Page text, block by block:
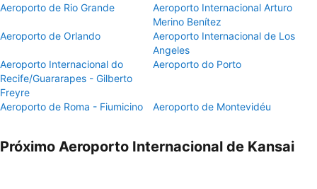
Aeroporto de Rio Grande
Aeroporto Internacional Arturo
Merino Benítez
Aeroporto de Orlando
Aeroporto Internacional de Los
Angeles
Aeroporto Internacional do
Recife/Guararapes - Gilberto
Freyre
Aeroporto do Porto
Aeroporto de Roma - Fiumicino Aeroporto de Montevidéu
Próximo Aeroporto Internacional de Kansai